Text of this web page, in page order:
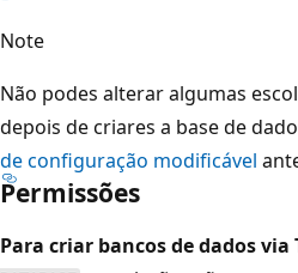
Note
Não podes alterar algumas
depois de criares a base de
de configuração modificável
Permissões
Para criar bancos de dados via